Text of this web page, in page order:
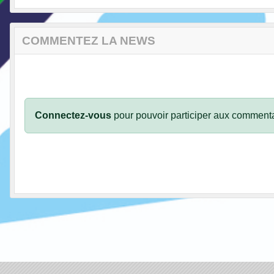
COMMENTEZ LA NEWS
Connectez-vous pour pouvoir participer aux